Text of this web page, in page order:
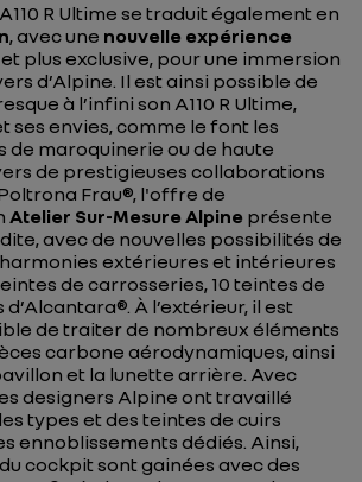
R Ultime se traduit également en
, avec une nouvelle expérience
plus exclusive, pour une immersion
d’Alpine. Il est ainsi possible de
à l’infini son A110 R Ultime,
ses envies, comme le font les
de maroquinerie ou de haute
de prestigieuses collaborations
Frau®, l'offre de
Atelier Sur-Mesure Alpine présente
avec de nouvelles possibilités de
extérieures et intérieures
de carrosseries, 10 teintes de
À l’extérieur, il est
de traiter de nombreux éléments
carbone aérodynamiques, ainsi
et la lunette arrière. Avec
designers Alpine ont travaillé
types et des teintes de cuirs
ennoblissements dédiés. Ainsi,
cockpit sont gainées avec des